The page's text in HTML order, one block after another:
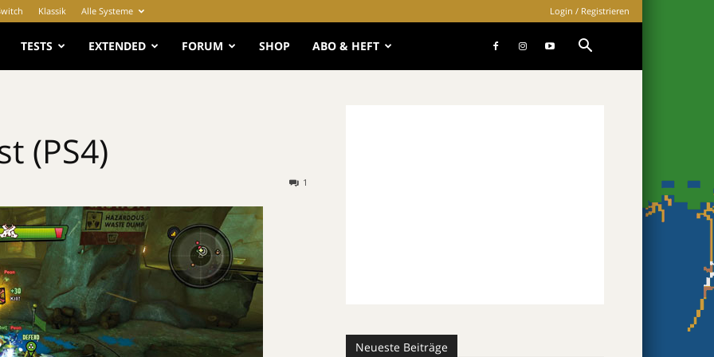
Klassik Alle Systeme Login / Registrieren
TESTS EXTENDED FORUM SHOP ABO & HEFT
(PS4)
1
Neueste Beiträge